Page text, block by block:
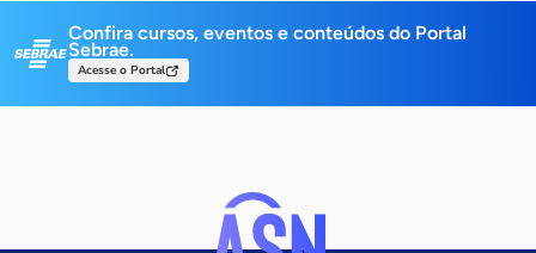
Confira cursos, eventos e conteúdos do Portal
Sebrae.
Acesse o Portal